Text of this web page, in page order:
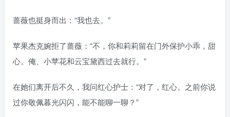
蔷薇也挺身而出：“我也去。”
苹果杰克婉拒了蔷薇：“不，你和莉莉留在门外保护小乖，甜
心。俺、小苹花和云宝黛西过去就行。”
在她们离开后不久，我问红心护士：“对了，红心。之前你说
过你敬佩暮光闪闪，能不能聊一聊？”